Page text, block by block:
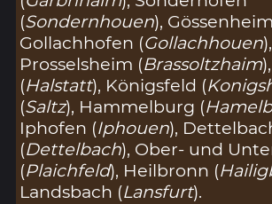
(Sondernhouen),
Gollachhofen (Gollachhouen),
Prosselsheim (Brassoltzhaim
(Halstatt), Königsfeld (
(Saltz), Hammelburg (
Iphofen (Iphouen),
(Dettelbach), Ober- und
(Plaichfeld), Heilbronn (
Landsbach (Lansfurt).